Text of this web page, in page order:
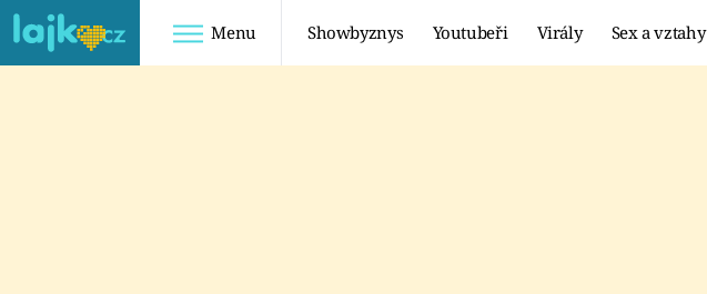
Menu Showbyznys Youtubeři Virály Sex a vztahy